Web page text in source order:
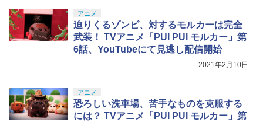
アニメ
迫りくるゾンビ、対するモルカーは完全
武装！ TVアニメ「PUI PUI モルカー」第
6話、YouTubeにて見逃し配信開始
2021年2月10日
アニメ
恐ろしい洗車場、苦手なものを克服する
には？ TVアニメ「PUI PUI モルカー」第